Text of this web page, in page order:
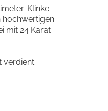
Klinke-
hochwertigen
mit 24 Karat
verdient.